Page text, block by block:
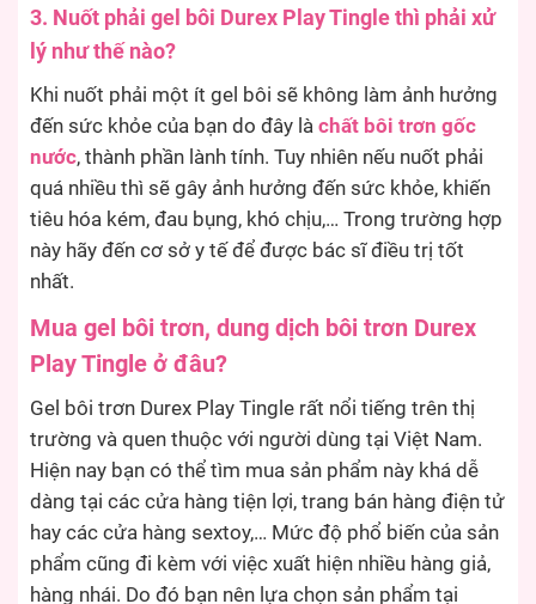
3. Nuốt phải gel bôi Durex Play Tingle thì phải xử
lý như thế nào?
Khi nuốt phải một ít gel bôi sẽ không làm ảnh hưởng
đến sức khỏe của bạn do đây là chất bôi trơn gốc
nước, thành phần lành tính. Tuy nhiên nếu nuốt phải
quá nhiều thì sẽ gây ảnh hưởng đến sức khỏe, khiến
tiêu hóa kém, đau bụng, khó chịu,… Trong trường hợp
này hãy đến cơ sở y tế để được bác sĩ điều trị tốt
nhất.
Mua gel bôi trơn, dung dịch bôi trơn Durex
Play Tingle ở đâu?
Gel bôi trơn Durex Play Tingle rất nổi tiếng trên thị
trường và quen thuộc với người dùng tại Việt Nam.
Hiện nay bạn có thể tìm mua sản phẩm này khá dễ
dàng tại các cửa hàng tiện lợi, trang bán hàng điện tử
hay các cửa hàng sextoy,… Mức độ phổ biến của sản
phẩm cũng đi kèm với việc xuất hiện nhiều hàng giả,
hàng nhái. Do đó bạn nên lựa chọn sản phẩm tại